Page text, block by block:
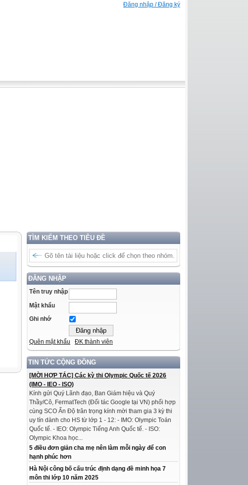
Đăng nhập / Đăng ký
TÌM KIẾM THEO TIÊU ĐỀ
ĐĂNG NHẬP
Tên truy nhập
Mật khẩu
Ghi nhớ
Quên mật khẩu ĐK thành viên
TIN TỨC CỘNG ĐỒNG
[MỜI HỢP TÁC] Các kỳ thi Olympic Quốc tế 2026
(IMO - IEO - ISO)
Kính gửi Quý Lãnh đạo, Ban Giám hiệu và Quý
Thầy/Cô, FermatTech (Đối tác Google tại VN) phối hợp
cùng SCO Ấn Độ trân trọng kính mời tham gia 3 kỳ thi
uy tín dành cho HS từ lớp 1 - 12: - IMO: Olympic Toán
Quốc tế. - IEO: Olympic Tiếng Anh Quốc tế. - ISO:
Olympic Khoa học...
5 điều đơn giản cha mẹ nên làm mỗi ngày để con
hạnh phúc hơn
Hà Nội công bố cấu trúc định dạng đề minh họa 7
môn thi lớp 10 năm 2025